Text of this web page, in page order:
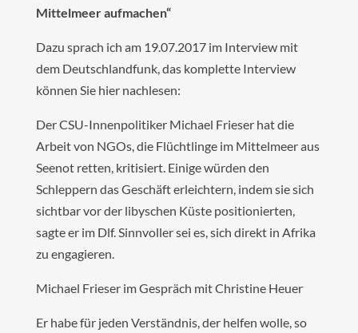
Mittelmeer aufmachen“
Dazu sprach ich am 19.07.2017 im Interview mit
dem Deutschlandfunk, das komplette Interview
können Sie hier nachlesen:
Der CSU-Innenpolitiker Michael Frieser hat die
Arbeit von NGOs, die Flüchtlinge im Mittelmeer aus
Seenot retten, kritisiert. Einige würden den
Schleppern das Geschäft erleichtern, indem sie sich
sichtbar vor der libyschen Küste positionierten,
sagte er im Dlf. Sinnvoller sei es, sich direkt in Afrika
zu engagieren.
Michael Frieser im Gespräch mit Christine Heuer
Er habe für jeden Verständnis, der helfen wolle, so